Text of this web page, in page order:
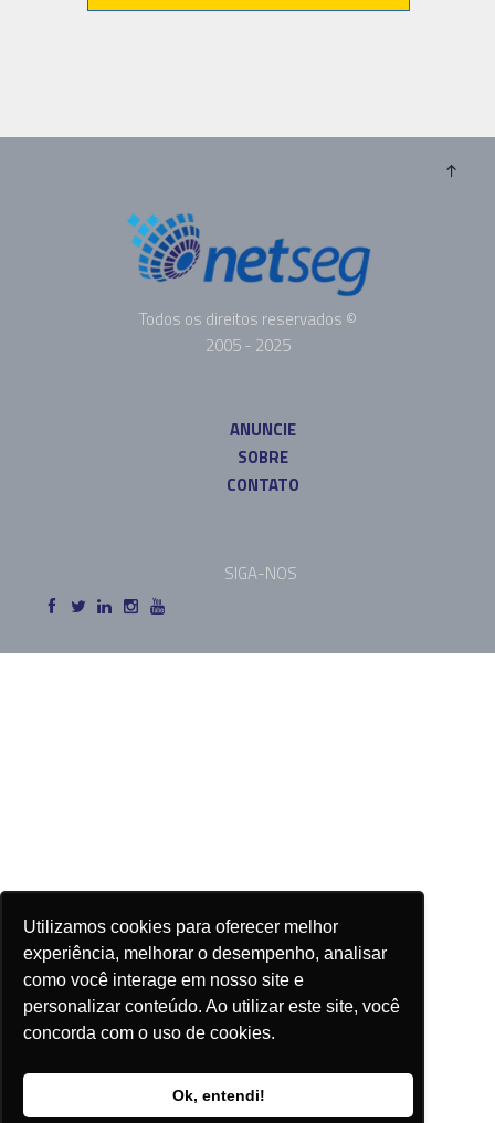
Utilizamos cookies para oferecer melhor
experiência, melhorar o desempenho, analisar
como você interage em nosso site e
personalizar conteúdo. Ao utilizar este site, você
concorda com o uso de cookies.
Ok, entendi!
Todos os direitos reservados ©
2005 - 2025
ANUNCIE
SOBRE
CONTATO
SIGA-NOS